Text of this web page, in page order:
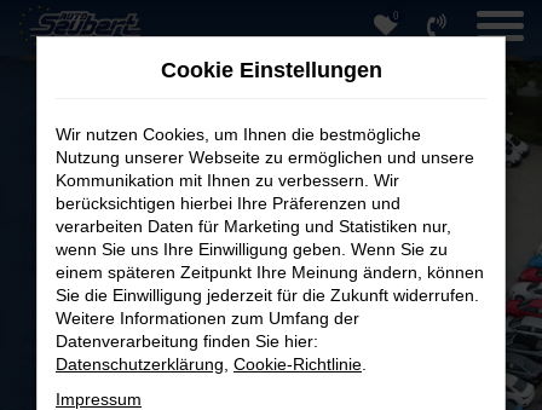
Zum
0
Unsere Markenvielfalt.
UnabhängigeBeratung,fairePreise
und flexible Finanzierung.
Öffnungszeiten:
Mo-Fr: 8-18 Uhr
Sa: 9-15 Uhr
Cookie Einstellungen
Wir nutzen Cookies, um Ihnen die bestmögliche
Nutzung unserer Webseite zu ermöglichen und unsere
Kommunikation mit Ihnen zu verbessern. Wir
berücksichtigen hierbei Ihre Präferenzen und
verarbeiten Daten für Marketing und Statistiken nur,
wenn Sie uns Ihre Einwilligung geben. Wenn Sie zu
einem späteren Zeitpunkt Ihre Meinung ändern, können
Sie die Einwilligung jederzeit für die Zukunft widerrufen.
Weitere Informationen zum Umfang der
Datenverarbeitung finden Sie hier:
Datenschutzerklärung Cookie-Richtlinie
Impressum